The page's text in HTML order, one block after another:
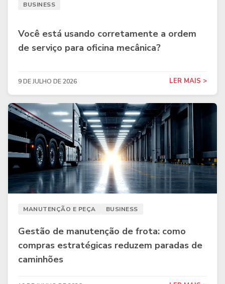
BUSINESS
Você está usando corretamente a ordem
de serviço para oficina mecânica?
9 DE JULHO DE 2026 LER MAIS >
MANUTENÇÃO E PEÇA BUSINESS
Gestão de manutenção de frota: como
compras estratégicas reduzem paradas de
caminhões